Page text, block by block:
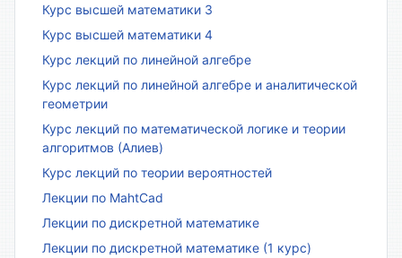
Курс высшей математики 3
Курс высшей математики 4
Курс лекций по линейной алгебре
Курс лекций по линейной алгебре и аналитической
геометрии
Курс лекций по математической логике и теории
алгоритмов (Алиев)
Курс лекций по теории вероятностей
Лекции по MahtCad
Лекции по дискретной математике
Лекции по дискретной математике (1 курс)